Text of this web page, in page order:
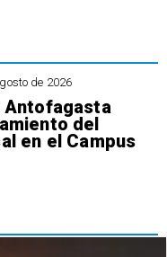
de 2026
Antofagasta
del
en el Campus